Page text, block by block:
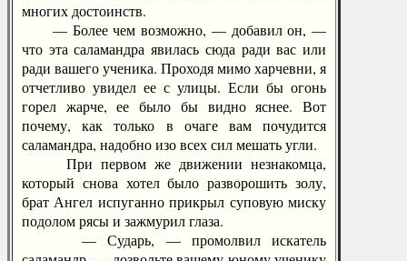
многих достоинств.
— Более чем возможно, — добавил он, —
что эта саламандра явилась сюда ради вас или
ради вашего ученика. Проходя мимо харчевни, я
отчетливо увидел ее с улицы. Если бы огонь
горел жарче, ее было бы видно яснее. Вот
почему, как только в очаге вам почудится
саламандра, надобно изо всех сил мешать угли.
При первом же движении незнакомца,
который снова хотел было разворошить золу,
брат Ангел испуганно прикрыл суповую миску
подолом рясы и зажмурил глаза.
— Сударь, — промолвил искатель